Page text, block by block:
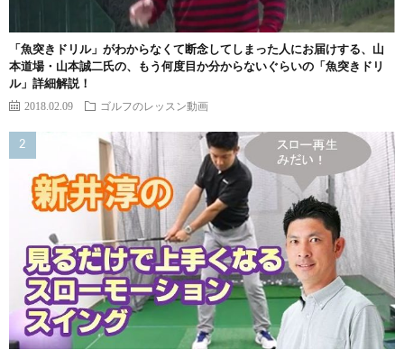
「魚突きドリル」がわからなくて断念してしまった人にお届けする、山
本道場・山本誠二氏の、もう何度目か分からないぐらいの「魚突きドリ
ル」詳細解説！
2018.02.09 ゴルフのレッスン動画